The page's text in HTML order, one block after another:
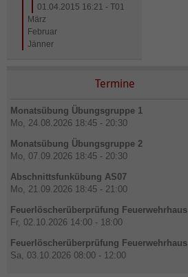
01.04.2015 16:21 - T01
März
Februar
Jänner
Termine
Monatsübung Übungsgruppe 1
Mo, 24.08.2026 18:45 - 20:30
Monatsübung Übungsgruppe 2
Mo, 07.09.2026 18:45 - 20:30
Abschnittsfunkübung AS07
Mo, 21.09.2026 18:45 - 21:00
Feuerlöscherüberprüfung Feuerwehrhaus
Fr, 02.10.2026 14:00 - 18:00
Feuerlöscherüberprüfung Feuerwehrhaus
Sa, 03.10.2026 08:00 - 12:00